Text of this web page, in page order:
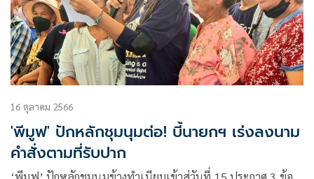
16 ตุลาคม 2566
'พีมูฟ' ปักหลักชุมนุมต่อ! บี้นายกฯ เร่งลงนาม
คำสั่งตามที่รับปาก